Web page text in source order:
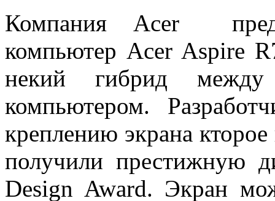
Компания Acer
компьютер Acer Aspire
некий гибрид
компьютером.
креплению экрана
получили престижную
Design Award. Экран